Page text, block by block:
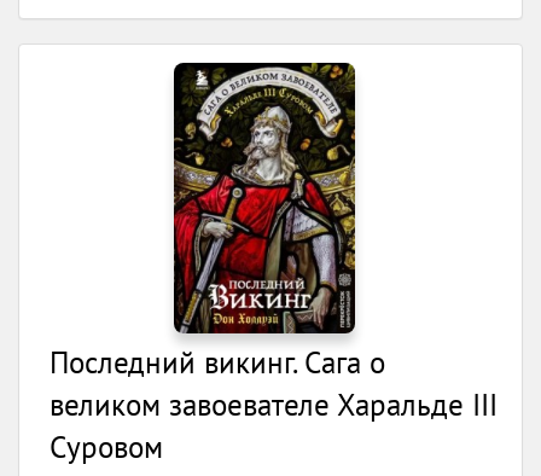
Последний викинг. Сага о
великом завоевателе Харальде III
Суровом